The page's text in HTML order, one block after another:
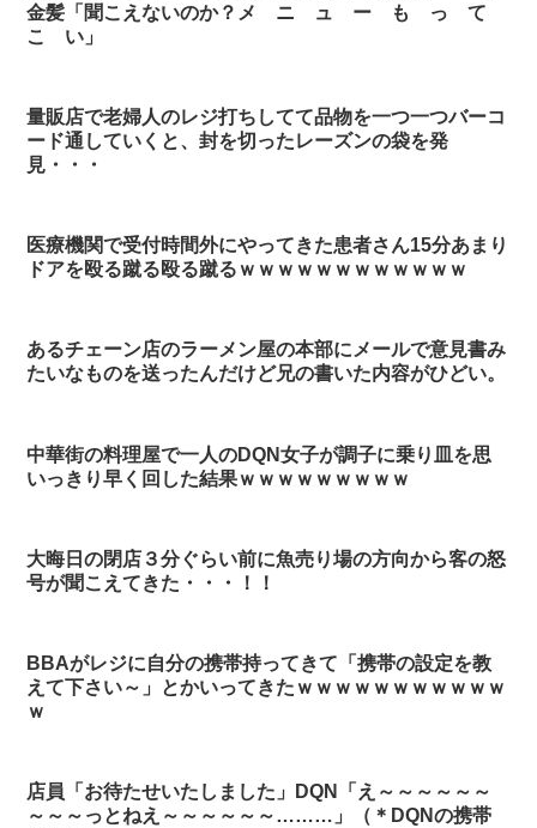
金髪「聞こえないのか？メ ニ ュ ー も っ て
こ い」
量販店で老婦人のレジ打ちしてて品物を一つ一つバーコ
ード通していくと、封を切ったレーズンの袋を発
見・・・
医療機関で受付時間外にやってきた患者さん15分あまり
ドアを殴る蹴る殴る蹴るｗｗｗｗｗｗｗｗｗｗｗｗ
あるチェーン店のラーメン屋の本部にメールで意見書み
たいなものを送ったんだけど兄の書いた内容がひどい。
中華街の料理屋で一人のDQN女子が調子に乗り皿を思
いっきり早く回した結果ｗｗｗｗｗｗｗｗｗ
大晦日の閉店３分ぐらい前に魚売り場の方向から客の怒
号が聞こえてきた・・・！！
BBAがレジに自分の携帯持ってきて「携帯の設定を教
えて下さい～」とかいってきたｗｗｗｗｗｗｗｗｗｗｗ
ｗ
店員「お待たせいたしました」DQN「え～～～～～～
～～～っとねえ～～～～～～………」（＊DQNの携帯